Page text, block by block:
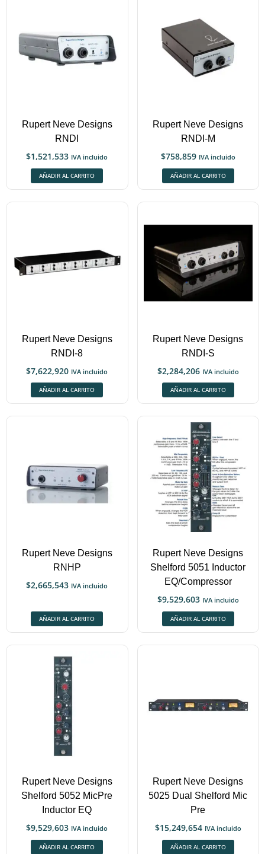
Rupert Neve Designs
RNDI
$1,521,533 IVA incluido
AÑADIR AL CARRITO
Rupert Neve Designs
RNDI-M
$758,859 IVA incluido
AÑADIR AL CARRITO
Rupert Neve Designs
RNDI-8
$7,622,920 IVA incluido
AÑADIR AL CARRITO
Rupert Neve Designs
RNDI-S
$2,284,206 IVA incluido
AÑADIR AL CARRITO
Rupert Neve Designs
RNHP
$2,665,543 IVA incluido
AÑADIR AL CARRITO
Rupert Neve Designs
Shelford 5051 Inductor
EQ/Compressor
$9,529,603 IVA incluido
AÑADIR AL CARRITO
Rupert Neve Designs
Shelford 5052 MicPre
Inductor EQ
$9,529,603 IVA incluido
AÑADIR AL CARRITO
Rupert Neve Designs
5025 Dual Shelford Mic
Pre
$15,249,654 IVA incluido
AÑADIR AL CARRITO